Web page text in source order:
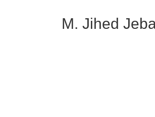
M. Jihed